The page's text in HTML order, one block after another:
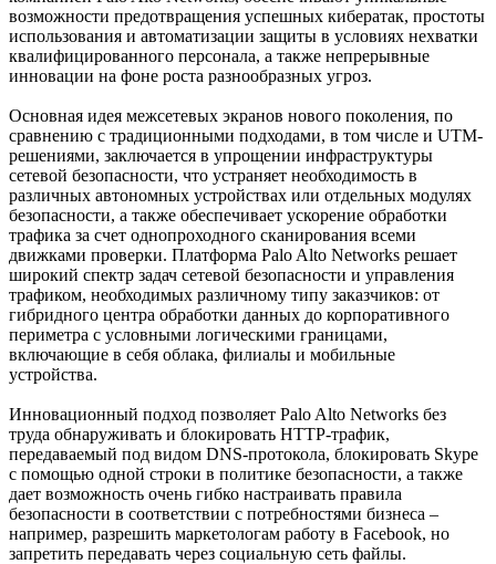
возможности предотвращения успешных кибератак, простоты
использования и автоматизации защиты в условиях нехватки
квалифицированного персонала, а также непрерывные
инновации на фоне роста разнообразных угроз.
Основная идея межсетевых экранов нового поколения, по
сравнению с традиционными подходами, в том числе и UTM-
решениями, заключается в упрощении инфраструктуры
сетевой безопасности, что устраняет необходимость в
различных автономных устройствах или отдельных модулях
безопасности, а также обеспечивает ускорение обработки
трафика за счет однопроходного сканирования всеми
движками проверки. Платформа Palo Alto Networks решает
широкий спектр задач сетевой безопасности и управления
трафиком, необходимых различному типу заказчиков: от
гибридного центра обработки данных до корпоративного
периметра с условными логическими границами,
включающие в себя облака, филиалы и мобильные
устройства.
Инновационный подход позволяет Palo Alto Networks без
труда обнаруживать и блокировать HTTP-трафик,
передаваемый под видом DNS-протокола, блокировать Skype
с помощью одной строки в политике безопасности, а также
дает возможность очень гибко настраивать правила
безопасности в соответствии с потребностями бизнеса –
например, разрешить маркетологам работу в Facebook, но
запретить передавать через социальную сеть файлы.